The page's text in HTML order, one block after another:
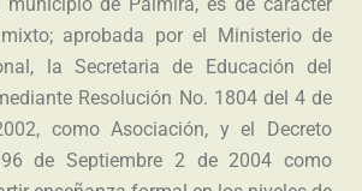
aprobada por el Ministerio de
la Secretaria de Educación del
Resolución No. 1804 del 4 de
como Asociación, y el Decreto
de Septiembre 2 de 2004 como